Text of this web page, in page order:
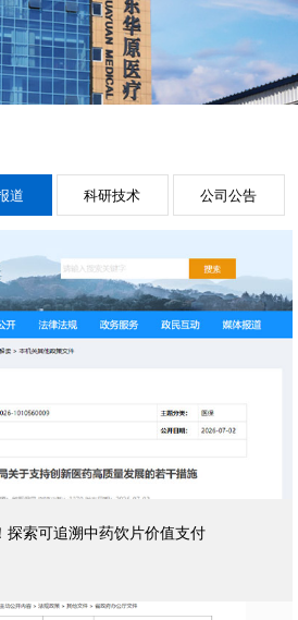
道 科研技术 公司公告
探索可追溯中药饮片价值支付